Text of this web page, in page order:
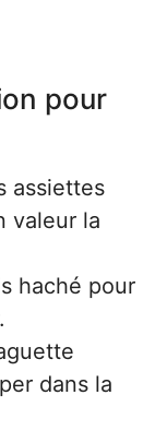
pour
assiettes
valeur la
haché pour
dans la